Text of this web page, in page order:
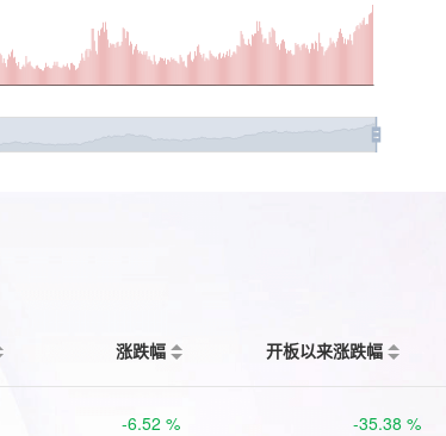
涨跌幅 开板以来涨跌幅
-6.52 % -35.38 %